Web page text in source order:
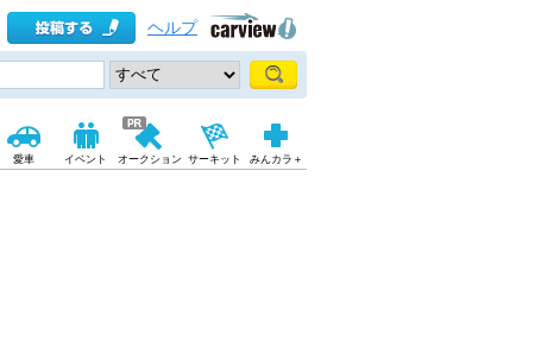
ヘルプ
愛車 イベント オークション サーキット みんカラ＋